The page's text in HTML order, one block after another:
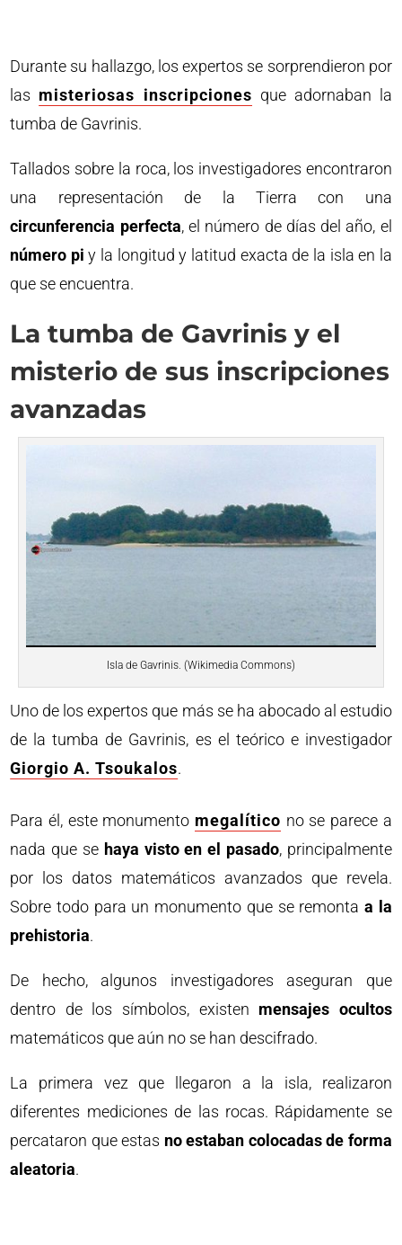
Durante su hallazgo, los expertos se sorprendieron por
las misteriosas inscripciones que adornaban la
tumba de Gavrinis.
Tallados sobre la roca, los investigadores encontraron
una representación de la Tierra con una
circunferencia perfecta, el número de días del año, el
número pi y la longitud y latitud exacta de la isla en la
que se encuentra.
La tumba de Gavrinis y el
misterio de sus inscripciones
avanzadas
Isla de Gavrinis. (Wikimedia Commons)
Uno de los expertos que más se ha abocado al estudio
de la tumba de Gavrinis, es el teórico e investigador
Giorgio A. Tsoukalos.
Para él, este monumento megalítico no se parece a
nada que se haya visto en el pasado, principalmente
por los datos matemáticos avanzados que revela.
Sobre todo para un monumento que se remontaa la
prehistoria.
De hecho, algunos investigadores aseguran que
dentro de los símbolos, existen mensajes ocultos
matemáticos que aún no se han descifrado.
La primera vez que llegaron a la isla, realizaron
diferentes mediciones de las rocas. Rápidamente se
percataron que estas no estaban colocadas de forma
aleatoria.